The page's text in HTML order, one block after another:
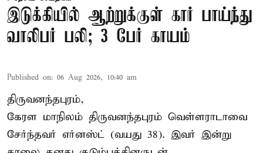
இடுக்கியில் ஆற்றுக்குள் கார் பாய்ந்து
வாலிபர் பலி; 3 பேர் காயம்
Published on: 06 Aug 2026, 10:40 am
திருவனந்தபுரம்,
கேரள மாநிலம் திருவனந்தபுரம் வெள்ளராடாவை
சேர்ந்தவர் எர்னஸ்ட் (வயது 38). இவர் இன்று